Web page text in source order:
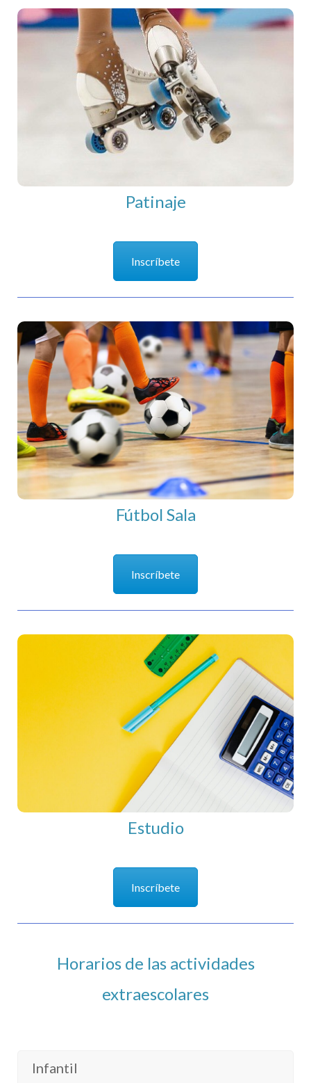
Patinaje
Patinaje
Inscríbete
Fútbol Sala
Fútbol Sala
Inscríbete
Estudio
Estudio
Inscríbete
Horarios de las actividades
extraescolares
Infantil